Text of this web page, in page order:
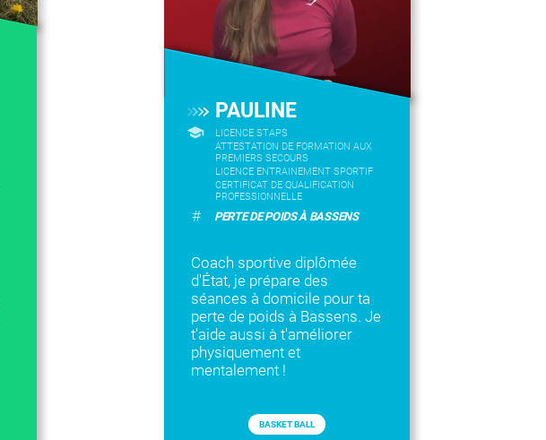
PAULINE
LICENCE STAPS
ATTESTATION DE FORMATION AUX
PREMIERS SECOURS
LICENCE ENTRAINEMENT SPORTIF
CERTIFICAT DE QUALIFICATION
PROFESSIONNELLE
# PERTE DE POIDS À BASSENS
Coach sportive diplômée
d'État, je prépare des
séances à domicile pour ta
perte de poids à Bassens. Je
t'aide aussi à t'améliorer
physiquement et
mentalement !
BASKET BALL